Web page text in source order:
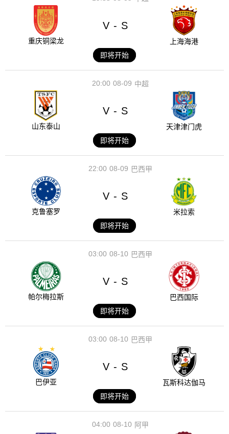
重庆铜梁龙
V - S
上海海港
即将开始
08-09
20:00 中超
山东泰山
V - S
天津津门虎
即将开始
08-09
22:00 巴西甲
克鲁塞罗
V - S
米拉索
即将开始
08-10
03:00 巴西甲
帕尔梅拉斯
V - S
巴西国际
即将开始
08-10
03:00 巴西甲
巴伊亚
V - S
瓦斯科达伽马
即将开始
08-10
04:00 阿甲